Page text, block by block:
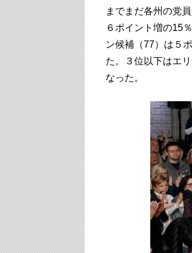
までまだ各州の党
６ポイント増の15
ン候補（77）は５
た。３位以下はエ
なった。